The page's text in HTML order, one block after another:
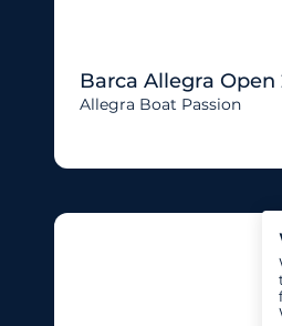
Barca Allegra Open
Allegra Boat Passion